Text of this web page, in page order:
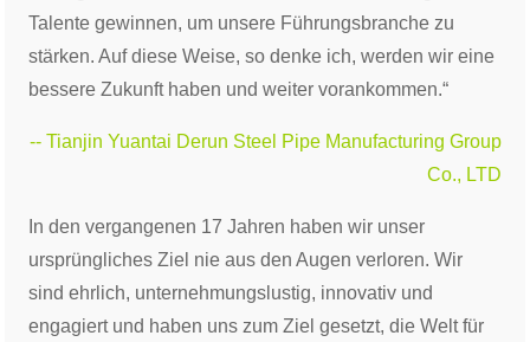
Talente gewinnen, um unsere Führungsbranche zu
stärken. Auf diese Weise, so denke ich, werden wir eine
bessere Zukunft haben und weiter vorankommen.“
-- Tianjin Yuantai Derun Steel Pipe Manufacturing Group
Co., LTD
In den vergangenen 17 Jahren haben wir unser
ursprüngliches Ziel nie aus den Augen verloren. Wir
sind ehrlich, unternehmungslustig, innovativ und
engagiert und haben uns zum Ziel gesetzt, die Welt für